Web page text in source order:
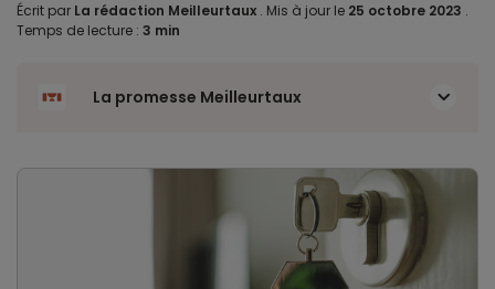
Écrit par La rédaction Meilleurtaux . Mis à jour le 25 octobre 2023 .
Temps de lecture : 3 min
La promesse Meilleurtaux